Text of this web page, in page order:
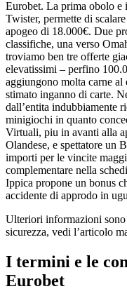
Eurobet. La prima obolo e
Twister, permette di
apogeo di 18.000€. Due
classifiche, una verso
troviamo ben tre offerte
elevatissimi – perfino
aggiungono molta carne al
stimato inganno di carte.
dall’entita indubbiamente
minigiochi in quanto
Virtuali, piu in avanti alla
Olandese, e spettatore un
importi per le vincite
complementare nella
Ippica propone un bonus
accidente di approdo in
Ulteriori informazioni
sicurezza, vedi l’articolo
I termini e le
Eurobet